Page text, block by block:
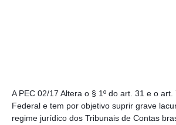
A PEC 02/17 Altera o § 1º do art. 31 e o
Federal e tem por objetivo suprir grave
regime jurídico dos Tribunais de Contas